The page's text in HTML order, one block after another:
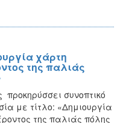
χάρτη
της παλιάς
συνοπτικό
με τίτλο: «Δημιουργία
της παλιάς πόλης